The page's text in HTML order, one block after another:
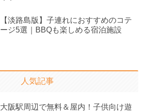
【淡路島版】子連れにおすすめのコテ
ージ5選｜BBQも楽しめる宿泊施設
人気記事
大阪駅周辺で無料＆屋内！子供向け遊